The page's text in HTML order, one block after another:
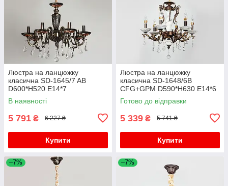
Люстра на ланцюжку
класична SD-1645/7 AB
D600*H520 E14*7
В наявності
5 791 ₴ 6 227 ₴
Купити
Люстра на ланцюжку
класична SD-1648/6B
CFG+GPM D590*H630 E14*6
Готово до відправки
5 339 ₴ 5 741 ₴
Купити
–7% –7%